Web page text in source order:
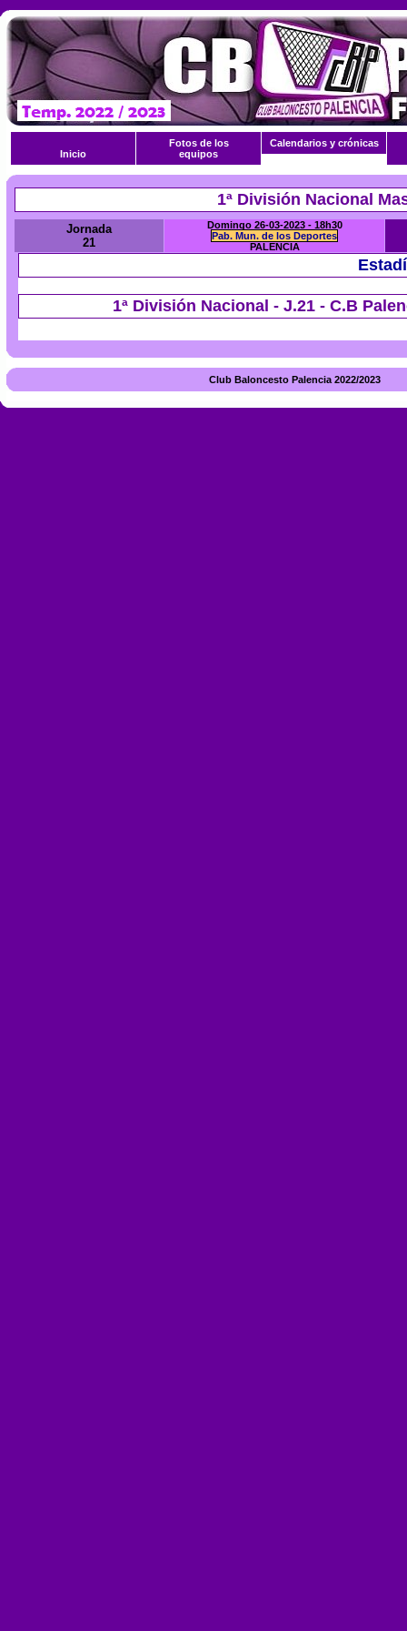
Inicio
Fotos de los
equipos
Calendarios y crónicas
1ª División Nacional
Jornada
21
Domingo 26-03-2023 - 18h30
Pab. Mun. de los Deportes
PALENCIA
1ª División Nacional - J.21 - C.B
Club Baloncesto Palencia 2022/